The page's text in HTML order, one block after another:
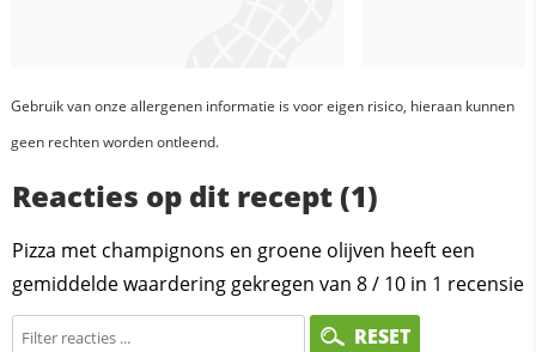
Gebruik van onze allergenen informatie is voor eigen risico, hieraan kunnen
geen rechten worden ontleend.
Reacties op dit recept (1)
Pizza met champignons en groene olijven heeft een
gemiddelde waardering gekregen van 8/ 10 in 1 recensie
RESET